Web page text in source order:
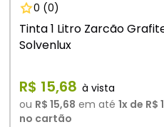
0 (0)
Tinta 1 Litro Zarcão
Solvenlux
R$ 15,68
ou R$ 15,68 em até 1x de R$
no cartão